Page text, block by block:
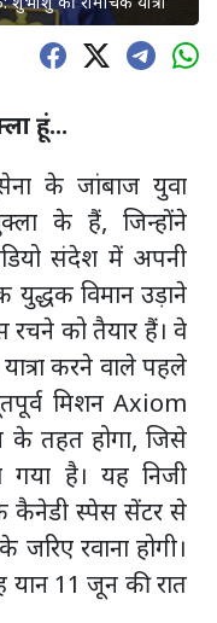
हूं...
के जांबाज युवा
के हैं, जिन्होंने
संदेश में अपनी
युद्धक विमान उड़ाने
रचने को तैयार हैं। वे
करने वाले पहले
मिशन Axiom
के तहत होगा, जिसे
गया है। यह निजी
कैनेडी स्पेस सेंटर से
रवाना होगी।
यान 11 जून की रात